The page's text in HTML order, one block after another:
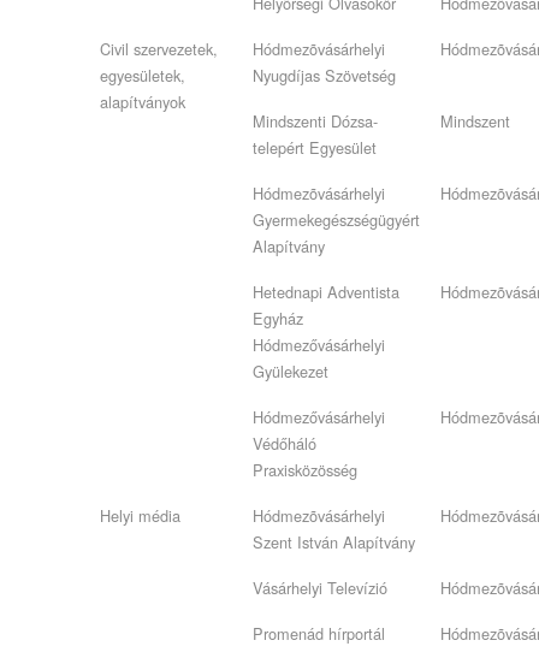
Civil szervezetek,
egyesületek,
alapítványok
Hódmezõvásárhelyi
Nyugdíjas Szövetség
Mindszenti Dózsa-
telepért Egyesület
Mindszent
Hódmezõvásárhelyi
Gyermekegészségügyért
Alapítvány
Hetednapi Adventista
Egyház
Hódmezővásárhelyi
Gyülekezet
Hódmezővásárhelyi
Védőháló
Praxisközösség
Helyi média
Hódmezõvásárhelyi
Szent István Alapítvány
Vásárhelyi Televízió
Promenád hírportál